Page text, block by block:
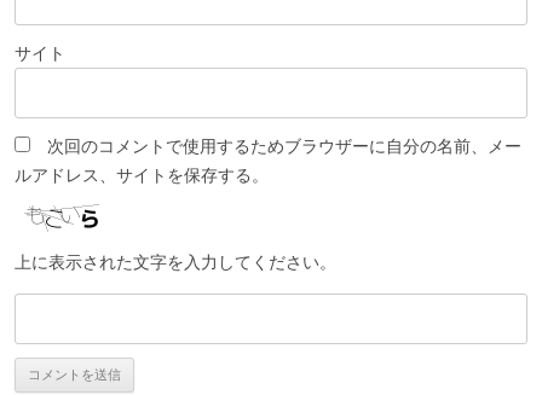
サイト
次回のコメントで使用するためブラウザーに自分の名前、メー
ルアドレス、サイトを保存する。
上に表示された文字を入力してください。